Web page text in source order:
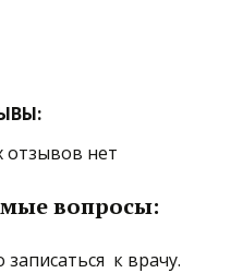
отзывов нет
вопросы:
записаться к врачу.